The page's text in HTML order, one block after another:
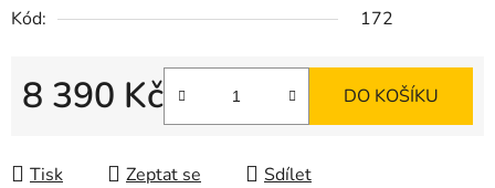
Kód:
172
8 390 Kč DO KOŠÍKU
Tisk Zeptat se Sdílet